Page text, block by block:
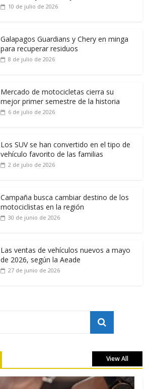
10 de julio de 2026
Galapagos Guardians y Chery en minga
para recuperar residuos
8 de julio de 2026
Mercado de motocicletas cierra su
mejor primer semestre de la historia
6 de julio de 2026
Los SUV se han convertido en el tipo de
vehículo favorito de las familias
2 de julio de 2026
Campaña busca cambiar destino de los
motociclistas en la región
30 de junio de 2026
Las ventas de vehículos nuevos a mayo
de 2026, según la Aeade
27 de junio de 2026
View All